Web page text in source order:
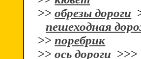
>>обрезы дороги
пешеходная
>>поребрик
>>ось дороги